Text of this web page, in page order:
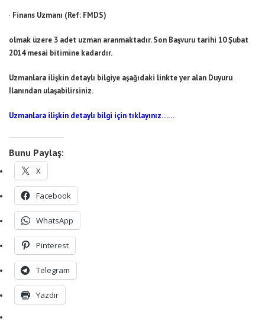
· Finans Uzmanı (Ref: FMDS)
olmak üzere 3 adet uzman aranmaktadır. Son Başvuru tarihi 10 Şubat
2014 mesai bitimine kadardır.
Uzmanlara ilişkin detaylı bilgiye aşağıdaki linkte yer alan Duyuru
İlanından ulaşabilirsiniz.
Uzmanlara ilişkin detaylı bilgi için tıklayınız……
Bunu Paylaş:
X
Facebook
WhatsApp
Pinterest
Telegram
Yazdır